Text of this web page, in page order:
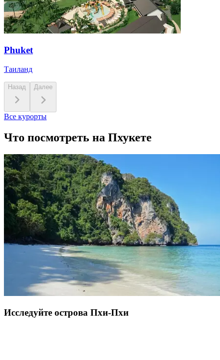
Phuket
Таиланд
Назад Далее
Все курорты
Что посмотреть на Пхукете
Исследуйте острова Пхи-Пхи